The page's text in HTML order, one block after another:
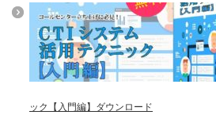
ック【入門編】ダウンロード